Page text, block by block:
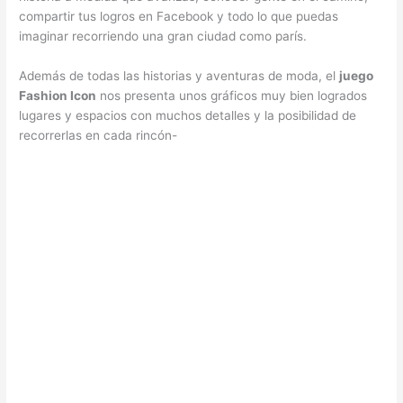
compartir tus logros en Facebook y todo lo que puedas
imaginar recorriendo una gran ciudad como parís.
Además de todas las historias y aventuras de moda, el juego
Fashion Icon nos presenta unos gráficos muy bien logrados
lugares y espacios con muchos detalles y la posibilidad de
recorrerlas en cada rincón-